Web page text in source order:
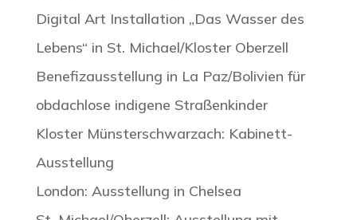
Digital Art Installation „Das Wasser des
Lebens“ in St. Michael/Kloster Oberzell
Benefizausstellung in La Paz/Bolivien für
obdachlose indigene Straßenkinder
Kloster Münsterschwarzach: Kabinett-
Ausstellung
London: Ausstellung in Chelsea